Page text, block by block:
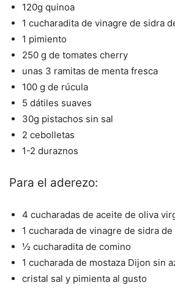
120g quinoa
1 cucharadita de vinagre de sidra
1 pimiento
250 g de tomates cherry
unas 3 ramitas de menta fresca
100 g de rúcula
5 dátiles suaves
30g pistachos sin sal
2 cebolletas
1-2 duraznos
Para el aderezo:
4 cucharadas de aceite de oliva
1 cucharada de vinagre de sidra de
½ cucharadita de comino
1 cucharada de mostaza Dijon sin
cristal sal y pimienta al gusto